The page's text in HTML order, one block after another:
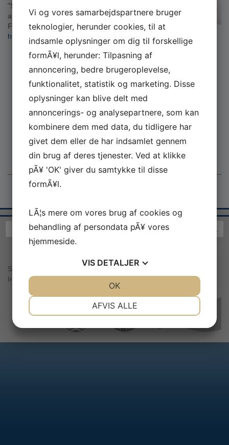
"Skibsvragenes kyst" i
artikel her i Lemvig
Folkeblad:
https://dagbladet-holstebro-struer.dk/…/Nyt-…/artikel/345652
Sea War Museum Jutland | Kystcentervej 11 | 7680 Thyborøn |
Info@seawarmuseum.dk
ponsorer:
Vi og vores samarbejdspartnere bruger
teknologier, herunder cookies, til at
indsamle oplysninger om dig til forskellige
formÃ¥l, herunder: Tilpasning af
annoncering, bedre brugeroplevelse,
funktionalitet, statistik og marketing. Disse
oplysninger kan blive delt med
annoncerings- og analysepartnere, som kan
kombinere dem med data, du tidligere har
givet dem eller de har indsamlet gennem
din brug af deres tjenester. Ved at klikke
pÃ¥ 'OK' giver du samtykke til disse
formÃ¥l.
LÃ¦s mere om vores brug af cookies og
behandling af persondata pÃ¥ vores
hjemmeside.
VIS DETALJER
AFVIS ALLE
OK